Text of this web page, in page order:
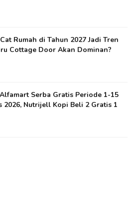
Rumah di Tahun 2027 Jadi Tren
Cottage Door Akan Dominan?
Serba Gratis Periode 1-15
2026, Nutrijell Kopi Beli 2 Gratis 1